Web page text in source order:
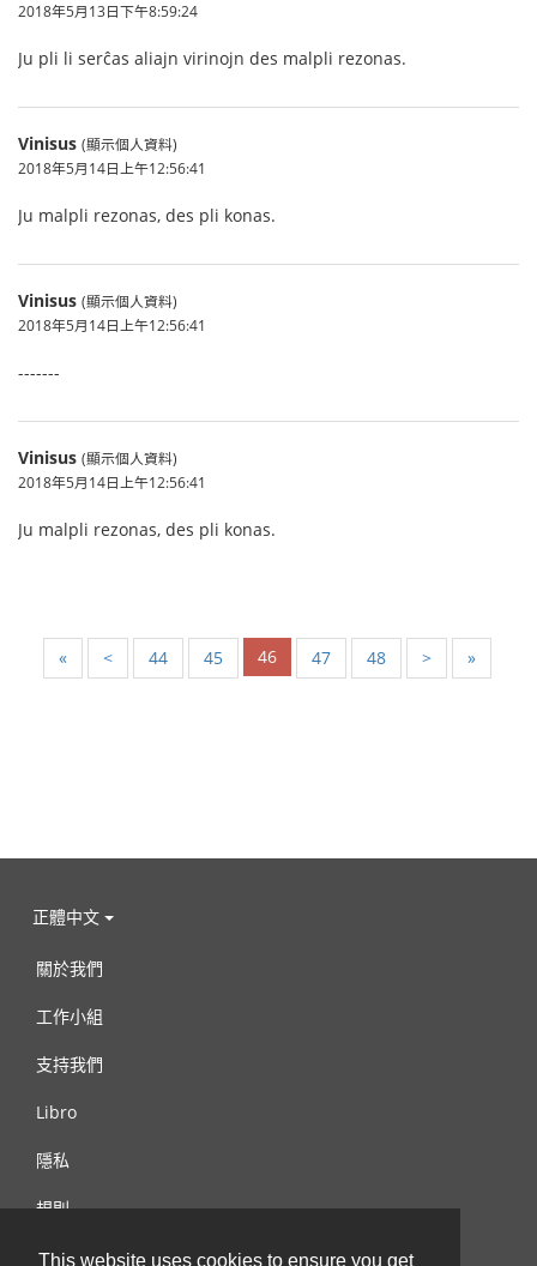
This website uses cookies to ensure you get
2018年5月13日下午8:59:24
Ju pli li serĉas aliajn virinojn des malpli rezonas.
Vinisus (顯示個人資料)
2018年5月14日上午12:56:41
Ju malpli rezonas, des pli konas.
Vinisus (顯示個人資料)
2018年5月14日上午12:56:41
-------
Vinisus (顯示個人資料)
2018年5月14日上午12:56:41
Ju malpli rezonas, des pli konas.
« < 44 45 46 47 48 > »
正體中文
關於我們
工作小組
支持我們
Libro
隱私
規則
連絡我們